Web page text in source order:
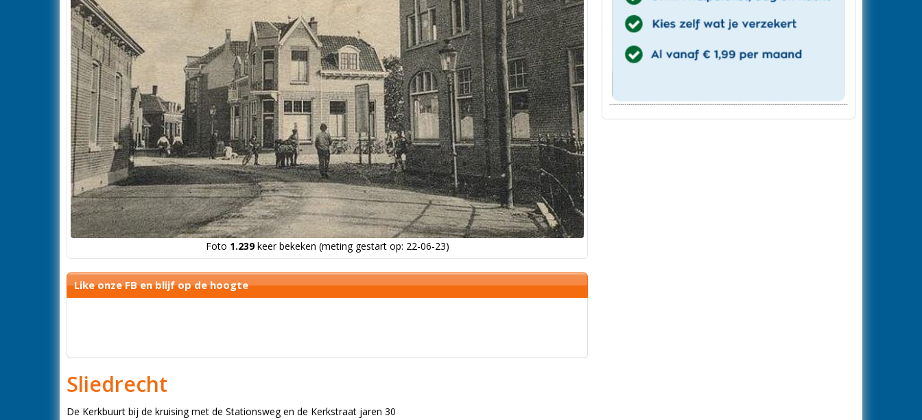
Foto 1.239keer bekeken (meting gestart op: 22-06-23)
Like onze FB en blijf op de hoogte
Sliedrecht
De Kerkbuurt bij de kruising met de Stationsweg en de Kerkstraat jaren 30